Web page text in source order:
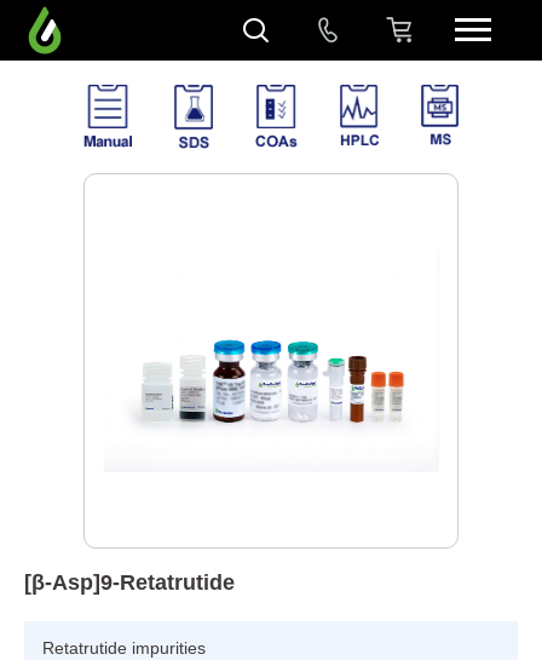
[β-Asp]9-Retatrutide
Retatrutide impurities